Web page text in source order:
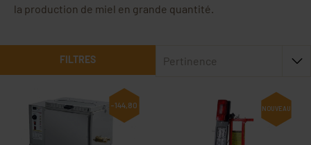
la production de miel en grande quantité.
FILTRES Pertinence
-144,80 € NOUVEAU